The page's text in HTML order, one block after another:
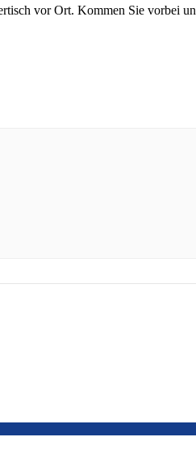
vor Ort. Kommen Sie vorbei